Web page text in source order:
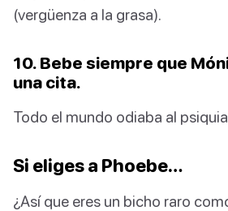
(vergüenza a la grasa).
10. Bebe siempre que
una cita.
Todo el mundo odiaba al
Si eliges a Phoebe…
¿Así que eres un bicho raro